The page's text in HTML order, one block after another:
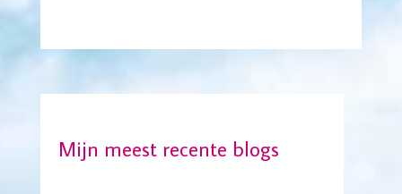
Mijn meest recente blogs